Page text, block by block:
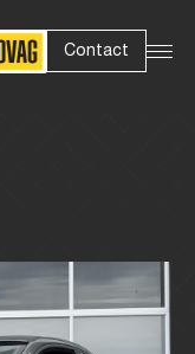
Contact